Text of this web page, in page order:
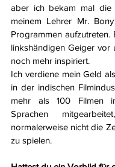
aber ich bekam mal die
meinem Lehrer Mr.
Programmen aufzutreten.
linkshändigen Geiger vor
noch mehr inspiriert.
Ich verdiene mein Geld
in der indischen
mehr als 100 Filmen
Sprachen
normalerweise nicht die
zu spielen.